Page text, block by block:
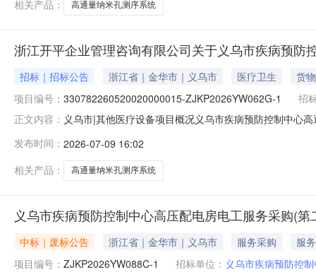
相关产品：
高通量纳米孔测序系统
浙江开平企业管理咨询有限公司关于义乌市疾病预
招标｜招标公告 浙江省｜金华市｜义乌市 医疗卫生
货物
项目编号： 330782260520020000015-ZJKP2026YW062G-1
招
正文内容： 义乌市|其他医疗设备项目概况义乌市疾病预防控制中心
孔测序系统采购（第二次）预算金额（元）：3300000
发布时间： 2026-07-09 16:02
相关产品：
高通量纳米孔测序系统
义乌市疾病预防控制中心高压配电房电工服务采购(第
中标｜废标公告 浙江省｜金华市｜义乌市 服务采购
服务
项目编号： ZJKP2026YW088C-1 招标单位： 义乌市疾病预防控